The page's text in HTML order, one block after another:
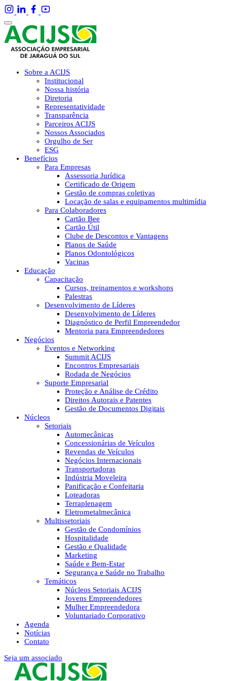
Sobre a ACIJS
Institucional
Nossa história
Diretoria
Representatividade
Transparência
Parceiros ACIJS
Nossos Associados
Orgulho de Ser
ESG
Benefícios
Para Empresas
Assessoria Jurídica
Certificado de Origem
Gestão de compras coletivas
Locação de salas e equipamentos multimídia
Para Colaboradores
Cartão Bee
Cartão Útil
Clube de Descontos e Vantagens
Planos de Saúde
Planos Odontológicos
Vacinas
Educação
Capacitação
Cursos, treinamentos e workshops
Palestras
Desenvolvimento de Líderes
Desenvolvimento de Líderes
Diagnóstico de Perfil Empreendedor
Mentoria para Empreendedores
Negócios
Eventos e Networking
Summit ACIJS
Encontros Empresariais
Rodada de Negócios
Suporte Empresarial
Proteção e Análise de Crédito
Direitos Autorais e Patentes
Gestão de Documentos Digitais
Núcleos
Setoriais
Automecânicas
Concessionárias de Veículos
Revendas de Veículos
Negócios Internacionais
Transportadoras
Indústria Moveleira
Panificação e Confeitaria
Loteadoras
Terraplenagem
Eletrometalmecânica
Multissetoriais
Gestão de Condomínios
Hospitalidade
Gestão e Qualidade
Marketing
Saúde e Bem-Estar
Segurança e Saúde no Trabalho
Temáticos
Núcleos Setoriais ACIJS
Jovens Empreendedores
Mulher Empreendedora
Voluntariado Corporativo
Agenda
Notícias
Contato
Seja um associado